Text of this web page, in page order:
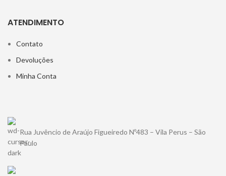
ATENDIMENTO
Contato
Devoluções
Minha Conta
Rua Juvêncio de Araújo Figueiredo Nº483 – Vila Perus – São
Paulo